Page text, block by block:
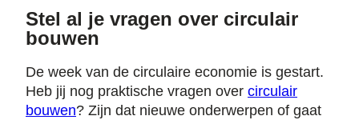
Stel al je vragen over circulair
bouwen
De week van de circulaire economie is gestart.
Heb jij nog praktische vragen over circulair
bouwen? Zijn dat nieuwe onderwerpen of gaat